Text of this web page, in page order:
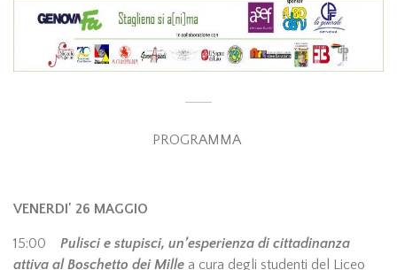
PROGRAMMA
VENERDI' 26 MAGGIO
15:00 Pulisci e stupisci, un’esperienza di cittadinanza
attiva al Boschetto dei Mille a cura degli studenti del Liceo